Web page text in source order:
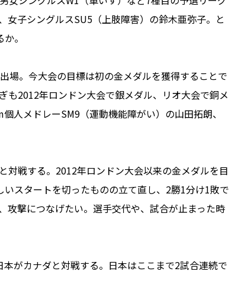
子シングルスSU5（上肢障害）の鈴木亜弥子。と
。
場。今大会の目標は初の金メダルを獲得することで
も2012年ロンドン大会で銀メダル、リオ大会で銅メ
人メドレーSM9（運動機能障がい）の山田拓朗、
対戦する。2012年ロンドン大会以来の金メダルを目
スタートを切ったものの立て直し、2勝1分け1敗で
攻撃につなげたい。選手交代や、試合が止まった時
がカナダと対戦する。日本はここまで2試合連続で